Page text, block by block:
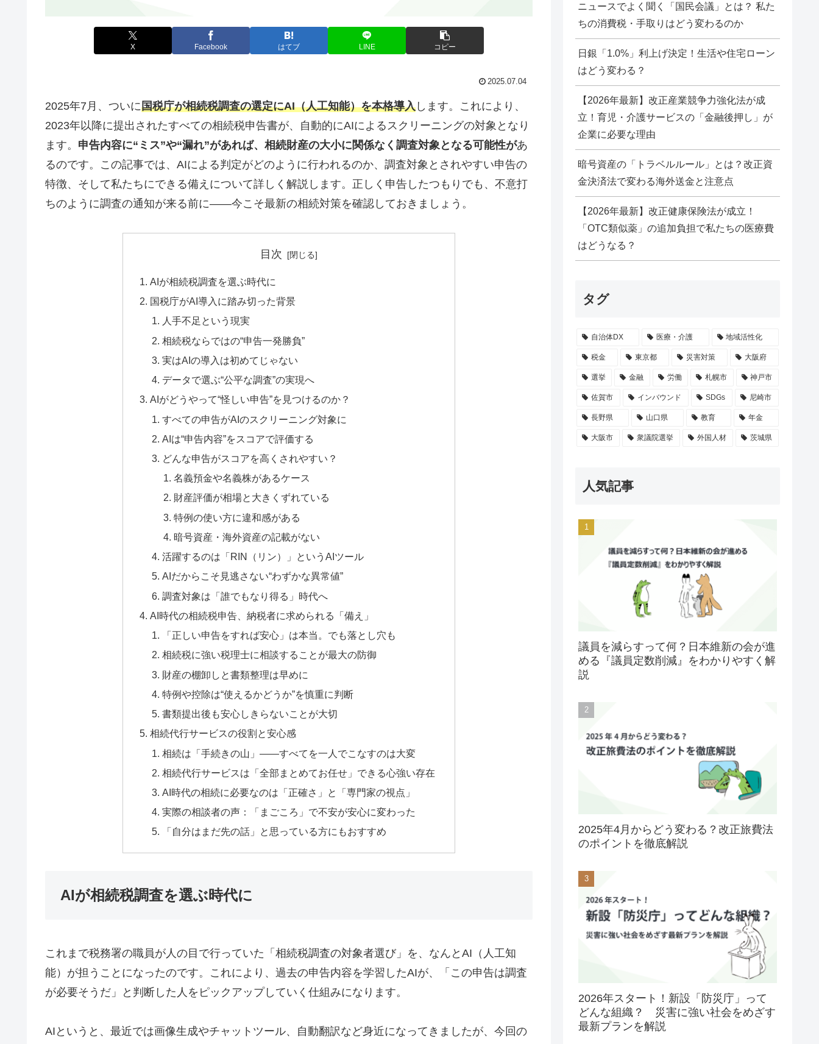
X Facebook はてブ LINE コピー
2025.07.04
2025年7月、ついに国税庁が相続税調査の選定にAI（人工知能）を本格導入 します。これにより、
2023年以降に提出されたすべての相続税申告書が、自動的にAIによるスクリーニングの対象となり
ます。 申告内容に“ミス”や“漏れ”があれば、相続財産の大小に関係なく調査対象となる可能性があ
るのです。この記事では、AIによる判定がどのように行われるのか、調査対象とされやすい申告の
特徴、そして私たちにできる備えについて詳しく解説します。正しく申告したつもりでも、不意打
ちのように調査の通知が来る前に――今こそ最新の相続対策を確認しておきましょう。
目次
AIが相続税調査を選ぶ時代に
国税庁がAI導入に踏み切った背景
人手不足という現実
相続税ならではの“申告一発勝負”
実はAIの導入は初めてじゃない
データで選ぶ“公平な調査”の実現へ
AIがどうやって“怪しい申告”を見つけるのか？
すべての申告がAIのスクリーニング対象に
AIは“申告内容”をスコアで評価する
どんな申告がスコアを高くされやすい？
名義預金や名義株があるケース
財産評価が相場と大きくずれている
特例の使い方に違和感がある
暗号資産・海外資産の記載がない
活躍するのは「RIN（リン）」というAIツール
AIだからこそ見逃さない“わずかな異常値”
調査対象は「誰でもなり得る」時代へ
AI時代の相続税申告、納税者に求められる「備え」
「正しい申告をすれば安心」は本当。でも落とし穴も
相続税に強い税理士に相談することが最大の防御
財産の棚卸しと書類整理は早めに
特例や控除は“使えるかどうか”を慎重に判断
書類提出後も安心しきらないことが大切
相続代行サービスの役割と安心感
相続は「手続きの山」――すべてを一人でこなすのは大変
相続代行サービスは「全部まとめてお任せ」できる心強い存在
AI時代の相続に必要なのは「正確さ」と「専門家の視点」
実際の相談者の声：「まごころ」で不安が安心に変わった
「自分はまだ先の話」と思っている方にもおすすめ
AIが相続税調査を選ぶ時代に
これまで税務署の職員が人の目で行っていた「相続税調査の対象者選び」を、なんとAI（人工知
能）が担うことになったのです。これにより、過去の申告内容を学習したAIが、「この申告は調査
が必要そうだ」と判断した人をピックアップしていく仕組みになります。
AIというと、最近では画像生成やチャットツール、自動翻訳など身近になってきましたが、今回の
ニュースでよく聞く「国民会議」とは？ 私た
ちの消費税・手取りはどう変わるのか
日銀「1.0%」利上げ決定！生活や住宅ローン
はどう変わる？
【2026年最新】改正産業競争力強化法が成
立！育児・介護サービスの「金融後押し」が
企業に必要な理由
暗号資産の「トラベルルール」とは？改正資
金決済法で変わる海外送金と注意点
【2026年最新】改正健康保険法が成立！
「OTC類似薬」の追加負担で私たちの医療費
はどうなる？
タグ
自治体DX 医療・介護 地域活性化
税金 東京都 災害対策 大阪府
選挙 金融 労働 札幌市 神戸市
佐賀市 インバウンド SDGs 尼崎市
長野県 山口県 教育 年金
大阪市 衆議院選挙 外国人材 茨城県
人気記事
議員を減らすって何？日本維新の会が進
める『議員定数削減』をわかりやすく解
説
2025年4月からどう変わる？改正旅費法
のポイントを徹底解説
2026年スタート！新設「防災庁」って
どんな組織？ 災害に強い社会をめざす
最新プランを解説